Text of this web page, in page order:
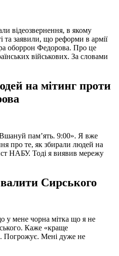
відеозвернення, в якому
та заявили, що реформи в армії
оборрон Федорова. Про це
військових. За словами
на мітинг проти
пам’ять. 9:00». Я вже
про те, як збирали людей на
НАБУ. Тоді я виявив мережу
Сирського
у мене чорна мітка що я не
Каже «краще
Погрожує. Мені дуже не